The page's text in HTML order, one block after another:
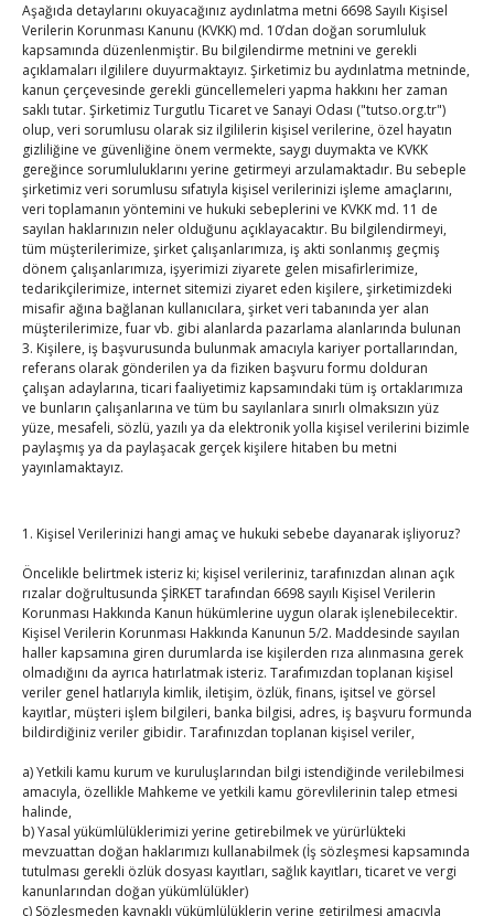
Aşağıda detaylarını okuyacağınız aydınlatma metni 6698 Sayılı Kişisel
Verilerin Korunması Kanunu (KVKK) md. 10’dan doğan sorumluluk
kapsamında düzenlenmiştir. Bu bilgilendirme metnini ve gerekli
açıklamaları ilgililere duyurmaktayız. Şirketimiz bu aydınlatma metninde,
kanun çerçevesinde gerekli güncellemeleri yapma hakkını her zaman
saklı tutar. Şirketimiz Turgutlu Ticaret ve Sanayi Odası ("tutso.org.tr")
olup, veri sorumlusu olarak siz ilgililerin kişisel verilerine, özel hayatın
gizliliğine ve güvenliğine önem vermekte, saygı duymakta ve KVKK
gereğince sorumluluklarını yerine getirmeyi arzulamaktadır. Bu sebeple
şirketimiz veri sorumlusu sıfatıyla kişisel verilerinizi işleme amaçlarını,
veri toplamanın yöntemini ve hukuki sebeplerini ve KVKK md. 11 de
sayılan haklarınızın neler olduğunu açıklayacaktır. Bu bilgilendirmeyi,
tüm müşterilerimize, şirket çalışanlarımıza, iş akti sonlanmış geçmiş
dönem çalışanlarımıza, işyerimizi ziyarete gelen misafirlerimize,
tedarikçilerimize, internet sitemizi ziyaret eden kişilere, şirketimizdeki
misafir ağına bağlanan kullanıcılara, şirket veri tabanında yer alan
müşterilerimize, fuar vb. gibi alanlarda pazarlama alanlarında bulunan
3. Kişilere, iş başvurusunda bulunmak amacıyla kariyer portallarından,
referans olarak gönderilen ya da fiziken başvuru formu dolduran
çalışan adaylarına, ticari faaliyetimiz kapsamındaki tüm iş ortaklarımıza
ve bunların çalışanlarına ve tüm bu sayılanlara sınırlı olmaksızın yüz
yüze, mesafeli, sözlü, yazılı ya da elektronik yolla kişisel verilerini bizimle
paylaşmış ya da paylaşacak gerçek kişilere hitaben bu metni
yayınlamaktayız.
1. Kişisel Verilerinizi hangi amaç ve hukuki sebebe dayanarak işliyoruz?
Öncelikle belirtmek isteriz ki; kişisel verileriniz, tarafınızdan alınan açık
rızalar doğrultusunda ŞİRKET tarafından 6698 sayılı Kişisel Verilerin
Korunması Hakkında Kanun hükümlerine uygun olarak işlenebilecektir.
Kişisel Verilerin Korunması Hakkında Kanunun 5/2. Maddesinde sayılan
haller kapsamına giren durumlarda ise kişilerden rıza alınmasına gerek
olmadığını da ayrıca hatırlatmak isteriz. Tarafımızdan toplanan kişisel
veriler genel hatlarıyla kimlik, iletişim, özlük, finans, işitsel ve görsel
kayıtlar, müşteri işlem bilgileri, banka bilgisi, adres, iş başvuru formunda
bildirdiğiniz veriler gibidir. Tarafınızdan toplanan kişisel veriler,
a) Yetkili kamu kurum ve kuruluşlarından bilgi istendiğinde verilebilmesi
amacıyla, özellikle Mahkeme ve yetkili kamu görevlilerinin talep etmesi
halinde,
b) Yasal yükümlülüklerimizi yerine getirebilmek ve yürürlükteki
mevzuattan doğan haklarımızı kullanabilmek (İş sözleşmesi kapsamında
tutulması gerekli özlük dosyası kayıtları, sağlık kayıtları, ticaret ve vergi
kanunlarından doğan yükümlülükler)
c) Sözleşmeden kaynaklı yükümlülüklerin yerine getirilmesi amacıyla
Diren ailesine taziye ziyareti
ByTUTSOon Ağu 4, 2026
Hisarcıklıoğlu, Ardahan Üniversitesi Rektörü Prof. Dr.
Emiroğlu’nu kabul etti
ByTUTSOon Ağu 4, 2026
Hisarcıklıoğlu Muğla İl/İlçe Oda / Borsa Meclis Üyeleri
ile buluştu
ByTUTSOon Ağu 2, 2026
Ağustos 2026
P
S Ç P C C
P
1
2
3
4 5 6 7 8
9
26
31
« Tem
E-BÜLTEN
Kasaba Ekonomi Dergisi
TOBB HABER
TUTSO İktisadi Durum Raporu
Hisarcıklıoğlu ICCD Genel Sekreteri Khalawi ile görüştü